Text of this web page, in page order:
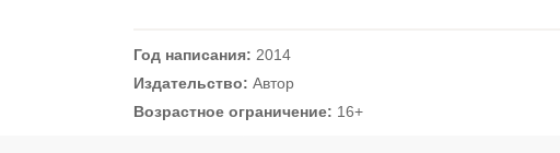
Год написания: 2014
Издательство: Автор
Возрастное ограничение: 16+